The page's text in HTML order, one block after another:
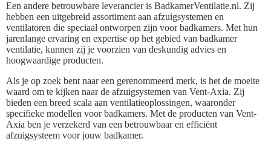
Een andere betrouwbare leverancier is BadkamerVentilatie.nl. Zij
hebben een uitgebreid assortiment aan afzuigsystemen en
ventilatoren die speciaal ontworpen zijn voor badkamers. Met hun
jarenlange ervaring en expertise op het gebied van badkamer
ventilatie, kunnen zij je voorzien van deskundig advies en
hoogwaardige producten.
Als je op zoek bent naar een gerenommeerd merk, is het de moeite
waard om te kijken naar de afzuigsystemen van Vent-Axia. Zij
bieden een breed scala aan ventilatieoplossingen, waaronder
specifieke modellen voor badkamers. Met de producten van Vent-
Axia ben je verzekerd van een betrouwbaar en efficiënt
afzuigsysteem voor jouw badkamer.